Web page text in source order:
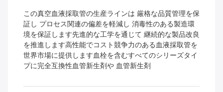
この真空血液採取管の生産ラインは 厳格な品質管理を保
証し プロセス関連の偏差を軽減し 消毒性のある製造環
境を保証します先進的な工学を通じて 継続的な製品改良
を推進します高性能でコスト競争力のある血液採取管を
世界市場に提供します血栓を含むすべてのシリーズタイ
プに完全互換性血管新生剤や 血管新生剤